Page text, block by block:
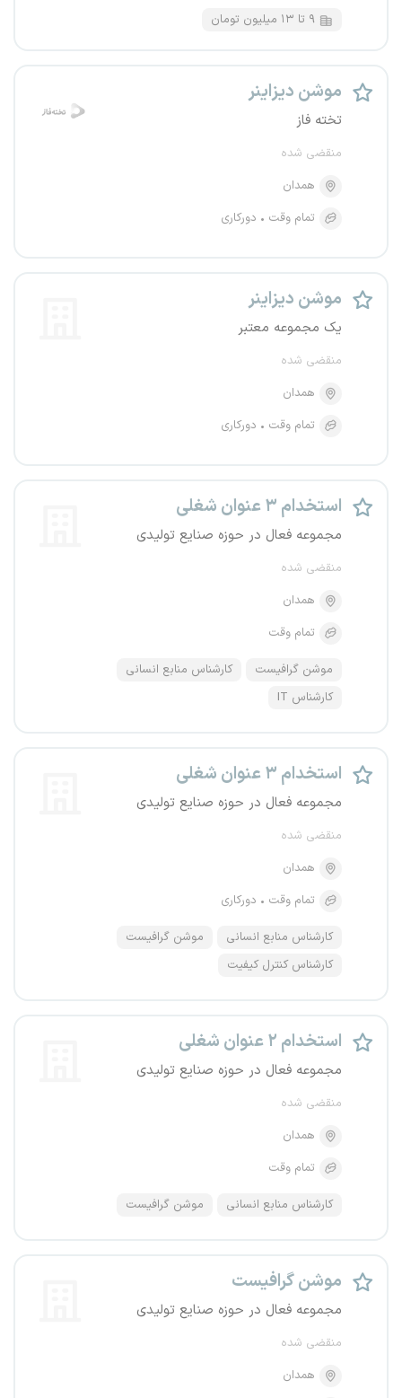
۹ تا ۱۳ میلیون تومان
موشن دیزاینر
تخته فاز
منقضی شده
همدان
تمام وقت
دورکاری
موشن دیزاینر
یک مجموعه معتبر
منقضی شده
همدان
تمام وقت
دورکاری
استخدام ۳ عنوان شغلی
مجموعه فعال در حوزه صنایع تولیدی
منقضی شده
همدان
تمام وقت
موشن گرافیست
کارشناس منابع انسانی
کارشناس IT
استخدام ۳ عنوان شغلی
مجموعه فعال در حوزه صنایع تولیدی
منقضی شده
همدان
تمام وقت
دورکاری
کارشناس منابع انسانی
موشن گرافیست
کارشناس کنترل کیفیت
استخدام ۲ عنوان شغلی
مجموعه فعال در حوزه صنایع تولیدی
منقضی شده
همدان
تمام وقت
کارشناس منابع انسانی موشن گرافیست
موشن گرافیست
مجموعه فعال در حوزه صنایع تولیدی
منقضی شده
همدان